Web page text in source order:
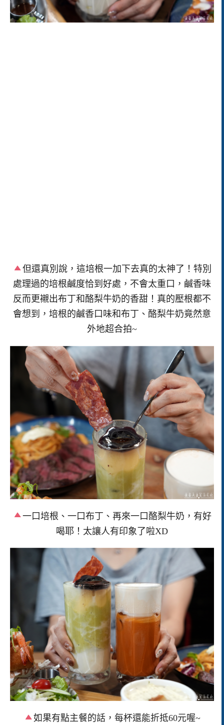
但還真別說，這培根一加下去真的太神了！特別
處理過的培根鹹度恰到好處，不會太重口，鹹香味
反而更襯出布丁和酪梨牛奶的香甜！真的壓根都不
會想到，培根的鹹香口味和布丁、酪梨牛奶竟然意
外地超合拍~
一口培根、一口布丁、再來一口酪梨牛奶，有好
喝耶！太讓人有印象了啦XD
如果有點主餐的話，每杯還能折抵60元喔~